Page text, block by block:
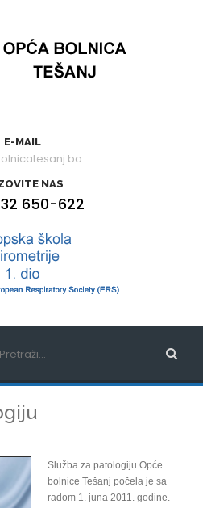
E-MAIL
NAS
650-622
Služba za patologiju Opće
bolnice Tešanj počela je sa
radom 1. juna 2011. godine.